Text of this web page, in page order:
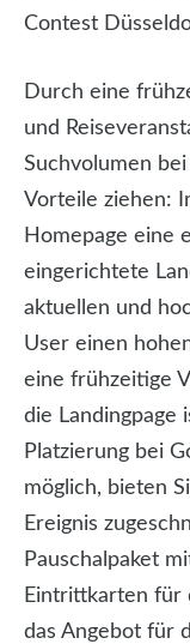
Contest
Durch eine
und
Suchvolumen
Vorteile ziehen:
Homepage eine
eingerichtete
aktuellen und
User einen
eine frühzeitige
die Landingpage
Platzierung bei
möglich, bieten
Ereignis
Pauschalpaket
Eintrittkarten für
das Angebot für